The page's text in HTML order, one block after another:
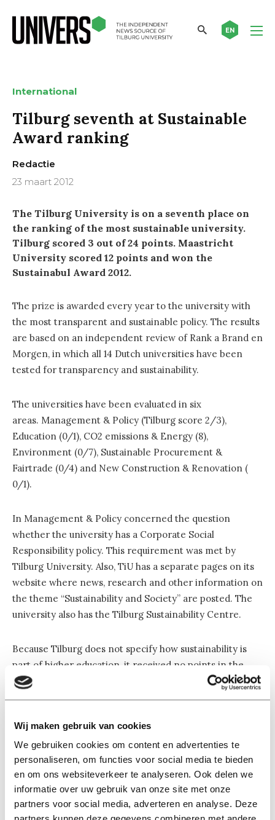
Wij maken gebruik van cookies
We gebruiken cookies om content en advertenties te
personaliseren, om functies voor social media te bieden
en om ons websiteverkeer te analyseren. Ook delen we
informatie over uw gebruik van onze site met onze
partners voor social media, adverteren en analyse. Deze
EN
International
Tilburg seventh at Sustainable
Award ranking
Redactie
23 maart 2012
The Tilburg University is on a seventh place on
the ranking of the most sustainable university.
Tilburg scored 3 out of 24 points. Maastricht
University scored 12 points and won the
Sustainabul Award 2012.
The prize is awarded every year to the university with
the most transparent and sustainable policy. The results
are based on an independent review of Rank a Brand en
Morgen, in which all 14 Dutch universities have been
tested for transparency and sustainability.
The universities have been evaluated in six
areas. Management & Policy (Tilburg score 2/3),
Education (0/1), CO2 emissions & Energy (8),
Environment (0/7), Sustainable Procurement &
Fairtrade (0/4) and New Construction & Renovation (
0/1).
In Management & Policy concerned the question
whether the university has a Corporate Social
Responsibility policy. This requirement was met by
Tilburg University. Also, TiU has a separate pages on its
website where news, research and other information on
the theme “Sustainability and Society” are posted. The
university also has the Tilburg Sustainability Centre.
Because Tilburg does not specify how sustainability is
part of higher education, it received no points in the
Education category. The same applies to CO2
emissions. The university does not publish their policy to
green power since 2009.
Also in the field of Environment Tilburg deserves no
points, according to the researchers. The university
doesn’t publish any reports on environmental policy,
said the jury. Also data on water consumption over the